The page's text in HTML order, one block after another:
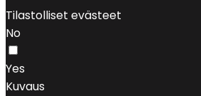
Tilastolliset evästeet
No
Yes
Kuvaus